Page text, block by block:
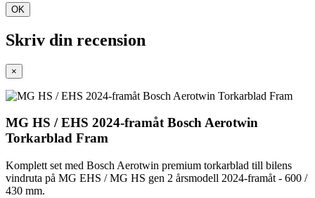
OK
Skriv din recension
×
MG HS / EHS 2024-framåt Bosch Aerotwin
Torkarblad Fram
Komplett set med Bosch Aerotwin premium torkarblad till bilens
vindruta på MG EHS / MG HS gen 2 årsmodell 2024-framåt - 600 /
430 mm.